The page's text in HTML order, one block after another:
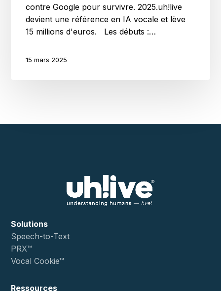
contre Google pour survivre. 2025.uh!live
devient une référence en IA vocale et lève
15 millions d'euros. Les débuts :…
15 mars 2025
Solutions
Speech-to-Text
PRX™
Vocal Cookie™
Ressources